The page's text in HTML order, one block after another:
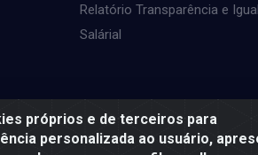
próprios e de terceiros para
personalizada ao usuário,
Relatório Transparência e
Salárial
NÃO DIRIJA. APRECIE COM